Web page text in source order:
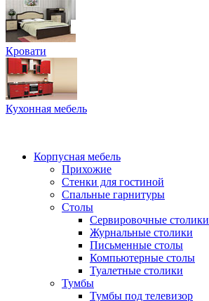
Кровати
Кухонная мебель
Корпусная мебель
Прихожие
Стенки для гостиной
Спальные гарнитуры
Столы
Сервировочные столики
Журнальные столики
Письменные столы
Компьютерные столы
Туалетные столики
Тумбы
Тумбы под телевизор